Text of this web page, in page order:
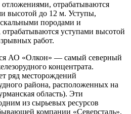
отрабатываются
высотой до 12 м. Уступы,
породами и
уступами высотой
работ.
АО «Олкон» — самый северный
концентрата.
ряд месторождений
района, расположенных на
область). Эти
из сырьевых ресурсов
компании «Северсталь».